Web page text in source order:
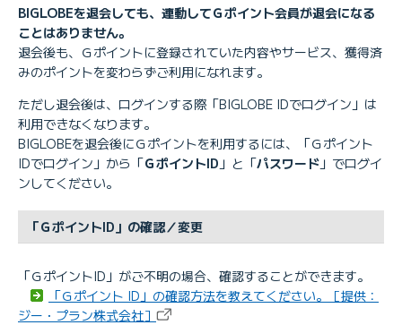
BIGLOBEを退会しても、連動してＧポイント会員が退会になる
ことはありません。
退会後も、Ｇポイントに登録されていた内容やサービス、獲得済
みのポイントを変わらずご利用になれます。
ただし退会後は、ログインする際「BIGLOBE IDでログイン」は
利用できなくなります。
BIGLOBEを退会後にＧポイントを利用するには、「Ｇポイント
IDでログイン」から「ＧポイントID 」と「パスワード 」でログイ
ンしてください。
「ＧポイントID」の確認／変更
「ＧポイントID」がご不明の場合、確認することができます。
「Ｇポイント ID」の確認方法を教えてください。［提供：
ジー・プラン株式会社］